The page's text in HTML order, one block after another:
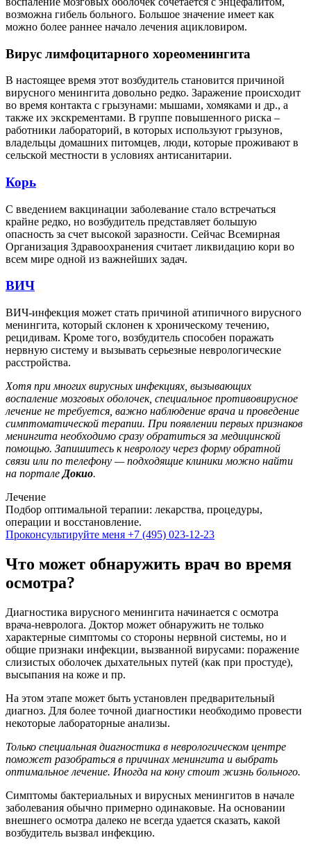
возможна гибель больного. Большое значение имеет как
можно более раннее начало лечения ацикловиром.
Вирус лимфоцитарного хореоменингита
В настоящее время этот возбудитель становится причиной
вирусного менингита довольно редко. Заражение происходит
во время контакта с грызунами: мышами, хомяками и др., а
также их экскрементами. В группе повышенного риска –
работники лабораторий, в которых используют грызунов,
владельцы домашних питомцев, люди, которые проживают в
сельской местности в условиях антисанитарии.
Корь
С введением вакцинации заболевание стало встречаться
крайне редко, но возбудитель представляет большую
опасность за счет высокой заразности. Сейчас Всемирная
Организация Здравоохранения считает ликвидацию кори во
всем мире одной из важнейших задач.
ВИЧ
ВИЧ-инфекция может стать причиной атипичного вирусного
менингита, который склонен к хроническому течению,
рецидивам. Кроме того, возбудитель способен поражать
нервную систему и вызывать серьезные неврологические
расстройства.
Хотя при многих вирусных инфекциях, вызывающих
воспаление мозговых оболочек, специальное противовирусное
лечение не требуется, важно наблюдение врача и проведение
симптоматической терапии. При появлении первых признаков
менингита необходимо сразу обратиться за медицинской
помощью. Запишитесь к неврологу через форму обратной
связи или по телефону — подходящие клиники можно найти
на портале Докио.
Лечение
Подбор оптимальной терапии: лекарства, процедуры,
операции и восстановление.
Проконсультируйте меня +7 (495) 023-12-23
Что может обнаружить врач во время
осмотра?
Диагностика вирусного менингита начинается с осмотра
врача-невролога. Доктор может обнаружить не только
характерные симптомы со стороны нервной системы, но и
общие признаки инфекции, вызванной вирусами: поражение
слизистых оболочек дыхательных путей (как при простуде),
высыпания на коже и пр.
На этом этапе может быть установлен предварительный
диагноз. Для более точной диагностики необходимо провести
некоторые лабораторные анализы.
Только специальная диагностика в неврологическом центре
поможет разобраться в причинах менингита и выбрать
оптимальное лечение. Иногда на кону стоит жизнь больного.
Симптомы бактериальных и вирусных менингитов в начале
заболевания обычно примерно одинаковые. На основании
внешнего осмотра далеко не всегда удается сказать, какой
возбудитель вызвал инфекцию.